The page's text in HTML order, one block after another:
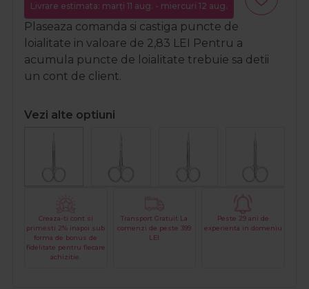
Livrare estimata: marți 11 aug. - miercuri 12 aug.
Plaseaza comanda si castiga puncte de
loialitate in valoare de 2,83 LEI Pentru a
acumula puncte de loialitate trebuie sa detii
un cont de client.
Vezi alte optiuni
Creaza-ti cont si
primesti 2% inapoi sub
forma de bonus de
fidelitate pentru fiecare
achizitie.
Transport Gratuit La
comenzi de peste 399
LEI
Peste 29 ani de
experienta in domeniu